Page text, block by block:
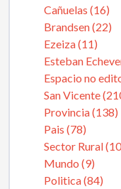
Cañuelas (16)
Brandsen (22)
Ezeiza (11)
Esteban
Espacio no
San Vicente
Provincia (138)
Pais (78)
Sector Rural
Mundo (9)
Politica (84)